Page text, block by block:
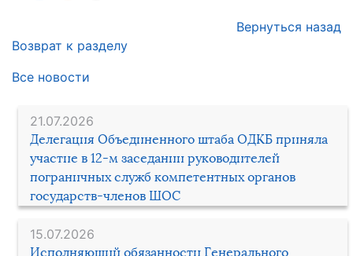
21.07.2026
Делегация Объединенного штаба ОДКБ приняла
участие в 12-м заседании руководителей
пограничных служб компетентных органов
государств-членов ШОС
15.07.2026
Исполняющий обязанности Генерального
Вернуться назад
Возврат к разделу
Все новости